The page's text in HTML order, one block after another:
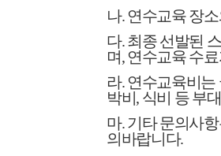
나. 연수교육 장
다.최종 선발된
며, 연수교육 수
라. 연수교육비는
박비, 식비 등 부
마.기타 문의사
의바랍니다.